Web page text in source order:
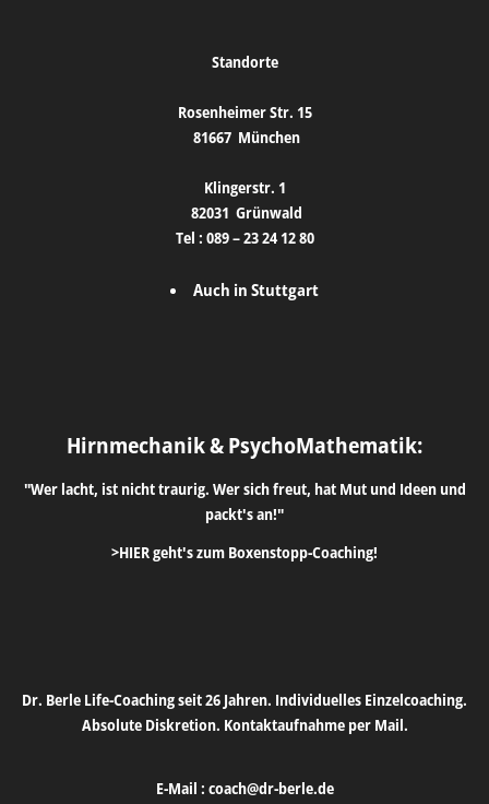
Standorte
Rosenheimer Str. 15
81667 München
Klingerstr. 1
82031 Grünwald
Tel : 089 – 23 24 12 80
Auch in Stuttgart
Hirnmechanik & PsychoMathematik:
"Wer lacht, ist nicht traurig. Wer sich freut, hat Mut und Ideen und
packt's an!"
>HIER geht's zum Boxenstopp-Coaching!
Dr. Berle Life-Coaching seit 26 Jahren. Individuelles Einzelcoaching.
Absolute Diskretion. Kontaktaufnahme per Mail.
E-Mail : coach@dr-berle.de